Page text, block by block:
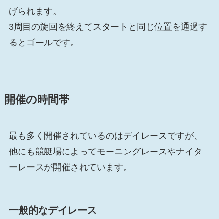
げられます。
3周目の旋回を終えてスタートと同じ位置を通過す
るとゴールです。
開催の時間帯
最も多く開催されているのはデイレースですが、
他にも競艇場によってモーニングレースやナイタ
ーレースが開催されています。
一般的なデイレース